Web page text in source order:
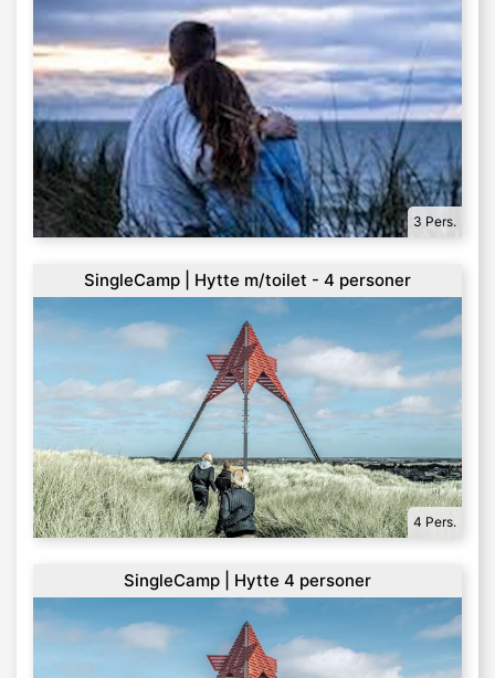
3 Pers.
SingleCamp | Hytte m/toilet - 4 personer
4 Pers.
SingleCamp | Hytte 4 personer